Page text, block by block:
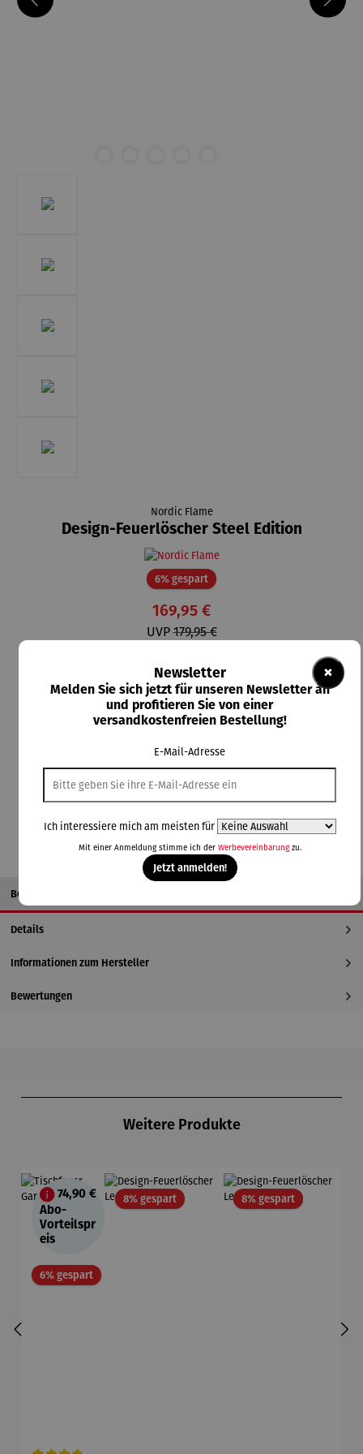
Nordic Flame
Design-Feuerlöscher Steel Edition
6% gespartRabatt
169,95 €
UVP179,95 €
Lieferzeit: 2-3 Tage
2kg 6kg
Beschreibung
Details
Informationen zum Hersteller
Bewertungen
Weitere Produkte
6% gespartRabatt
74,90 €
Abo-
Vorteilspr
eis
8% gespartRabatt 8% gespartRabatt
×
Newsletter
Melden Sie sich jetzt für unseren Newsletter an
und profitieren Sie von einer
versandkostenfreien Bestellung!
E-Mail-Adresse
Ich interessiere mich am meisten für
Mit einer Anmeldung stimme ich der Werbevereinbarungzu.
Jetzt anmelden!